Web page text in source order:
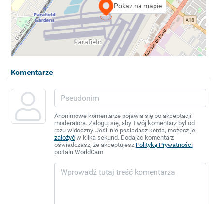
Pokaż na mapie
Komentarze
Anonimowe komentarze pojawią się po akceptacji
moderatora. Zaloguj się, aby Twój komentarz był od
razu widoczny. Jeśli nie posiadasz konta, możesz je
założyćw kilka sekund. Dodając komentarz
oświadczasz, że akceptujesz Polityką Prywatności
portalu WorldCam.